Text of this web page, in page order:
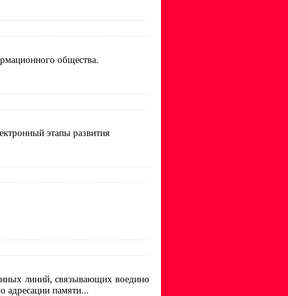
общества.
этапы развития
линий, связывающих воедино
адресации памяти...